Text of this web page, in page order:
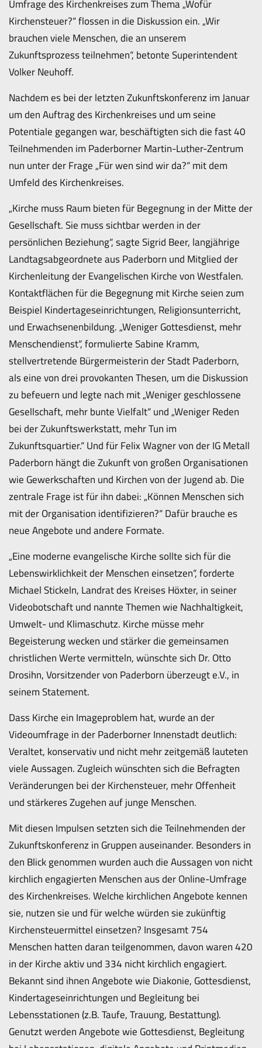
Umfrage des Kirchenkreises zum Thema „Wofür
Kirchensteuer?“ flossen in die Diskussion ein. „Wir
brauchen viele Menschen, die an unserem
Zukunftsprozess teilnehmen“, betonte Superintendent
Volker Neuhoff.
Nachdem es bei der letzten Zukunftskonferenz im Januar
um den Auftrag des Kirchenkreises und um seine
Potentiale gegangen war, beschäftigten sich die fast 40
Teilnehmenden im Paderborner Martin-Luther-Zentrum
nun unter der Frage „Für wen sind wir da?“ mit dem
Umfeld des Kirchenkreises.
„Kirche muss Raum bieten für Begegnung in der Mitte der
Gesellschaft. Sie muss sichtbar werden in der
persönlichen Beziehung“, sagte Sigrid Beer, langjährige
Landtagsabgeordnete aus Paderborn und Mitglied der
Kirchenleitung der Evangelischen Kirche von Westfalen.
Kontaktflächen für die Begegnung mit Kirche seien zum
Beispiel Kindertageseinrichtungen, Religionsunterricht,
und Erwachsenenbildung. „Weniger Gottesdienst, mehr
Menschendienst“, formulierte Sabine Kramm,
stellvertretende Bürgermeisterin der Stadt Paderborn,
als eine von drei provokanten Thesen, um die Diskussion
zu befeuern und legte nach mit „Weniger geschlossene
Gesellschaft, mehr bunte Vielfalt“ und „Weniger Reden
bei der Zukunftswerkstatt, mehr Tun im
Zukunftsquartier.“ Und für Felix Wagner von der IG Metall
Paderborn hängt die Zukunft von großen Organisationen
wie Gewerkschaften und Kirchen von der Jugend ab. Die
zentrale Frage ist für ihn dabei: „Können Menschen sich
mit der Organisation identifizieren?“ Dafür brauche es
neue Angebote und andere Formate.
„Eine moderne evangelische Kirche sollte sich für die
Lebenswirklichkeit der Menschen einsetzen“, forderte
Michael Stickeln, Landrat des Kreises Höxter, in seiner
Videobotschaft und nannte Themen wie Nachhaltigkeit,
Umwelt- und Klimaschutz. Kirche müsse mehr
Begeisterung wecken und stärker die gemeinsamen
christlichen Werte vermitteln, wünschte sich Dr. Otto
Drosihn, Vorsitzender von Paderborn überzeugt e.V., in
seinem Statement.
Dass Kirche ein Imageproblem hat, wurde an der
Videoumfrage in der Paderborner Innenstadt deutlich:
Veraltet, konservativ und nicht mehr zeitgemäß lauteten
viele Aussagen. Zugleich wünschten sich die Befragten
Veränderungen bei der Kirchensteuer, mehr Offenheit
und stärkeres Zugehen auf junge Menschen.
Mit diesen Impulsen setzten sich die Teilnehmenden der
Zukunftskonferenz in Gruppen auseinander. Besonders in
den Blick genommen wurden auch die Aussagen von nicht
kirchlich engagierten Menschen aus der Online-Umfrage
des Kirchenkreises. Welche kirchlichen Angebote kennen
sie, nutzen sie und für welche würden sie zukünftig
Kirchensteuermittel einsetzen? Insgesamt 754
Menschen hatten daran teilgenommen, davon waren 420
in der Kirche aktiv und 334 nicht kirchlich engagiert.
Bekannt sind ihnen Angebote wie Diakonie, Gottesdienst,
Kindertageseinrichtungen und Begleitung bei
Lebensstationen (z.B. Taufe, Trauung, Bestattung).
Genutzt werden Angebote wie Gottesdienst, Begleitung